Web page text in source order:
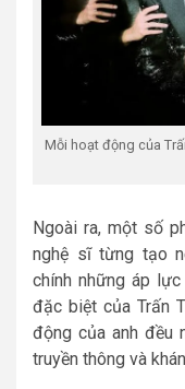
Mỗi hoạt động của
Ngoài ra, một số
nghệ sĩ từng tạo
chính những áp
đặc biệt của Trấn
động của anh đều
truyền thông và